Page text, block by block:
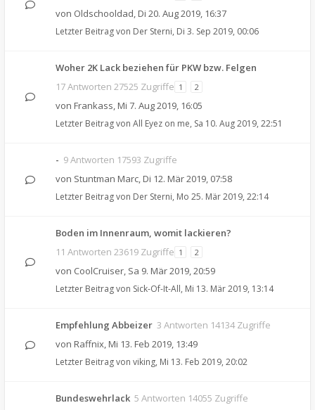
von Oldschooldad, Di 20. Aug 2019, 16:37
Letzter Beitrag von Der Sterni, Di 3. Sep 2019, 00:06
Woher 2K Lack beziehen für PKW bzw. Felgen
17 Antworten 27525 Zugriffe 1 2
von Frankass, Mi 7. Aug 2019, 16:05
Letzter Beitrag von All Eyez on me, Sa 10. Aug 2019, 22:51
- 9 Antworten 17593 Zugriffe
von Stuntman Marc, Di 12. Mär 2019, 07:58
Letzter Beitrag von Der Sterni, Mo 25. Mär 2019, 22:14
Boden im Innenraum, womit lackieren?
11 Antworten 23619 Zugriffe 1 2
von CoolCruiser, Sa 9. Mär 2019, 20:59
Letzter Beitrag von Sick-Of-It-All, Mi 13. Mär 2019, 13:14
Empfehlung Abbeizer 3 Antworten 14134 Zugriffe
von Raffnix, Mi 13. Feb 2019, 13:49
Letzter Beitrag von viking, Mi 13. Feb 2019, 20:02
Bundeswehrlack 5 Antworten 14055 Zugriffe